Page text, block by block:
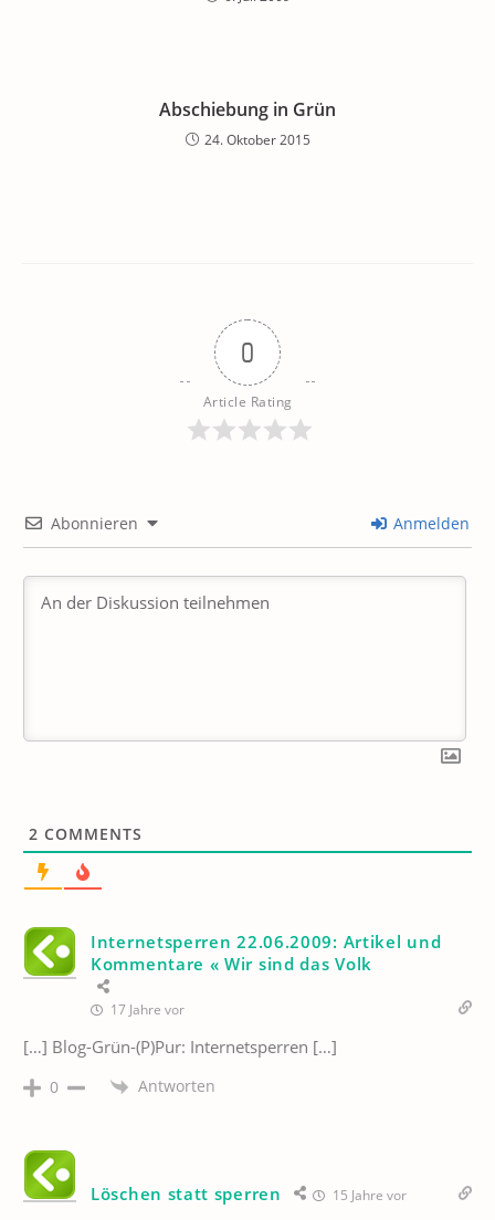
Abschiebung in Grün
24. Oktober 2015
0
Article Rating
Abonnieren Anmelden
2 COMMENTS
Internetsperren 22.06.2009: Artikel und
Kommentare « Wir sind das Volk
17 Jahre vor
[…] Blog-Grün-(P)Pur: Internetsperren […]
0 Antworten
Löschen statt sperren 15 Jahre vor